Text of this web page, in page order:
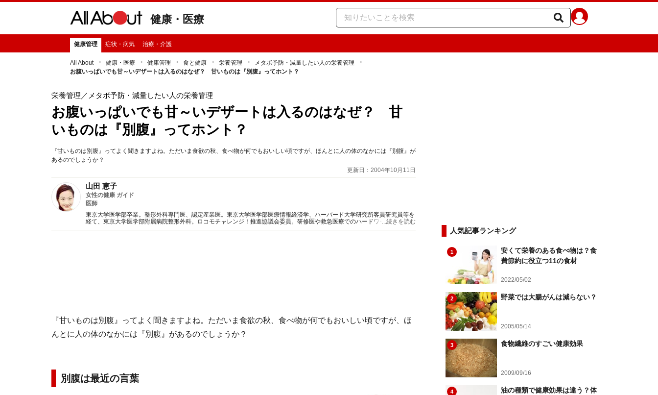
健康・医療
健康管理 症状・病気 治療・介護
All About 健康・医療 健康管理 食と健康 栄養管理
メタボ予防・減量したい人の栄養管理
お腹いっぱいでも甘～いデザートは入るのはなぜ？ 甘いものは『別腹』ってホント？
栄養管理 ／メタボ予防・減量したい人の栄養管理
お腹いっぱいでも甘～いデザートは入るのはなぜ？ 甘
いものは『別腹』ってホント？
『甘いものは別腹』ってよく聞きますよね。ただいま食欲の秋、食べ物が何でもおいしい頃ですが、ほんとに人の体のなかには『別腹』が
あるのでしょうか？
更新日：2004年10月11日
山田 恵子
女性の健康 ガイド
医師
東京大学医学部卒業。整形外科専門医、認定産業医。東京大学医学部医療情報経済学、ハーバード大学研究所客員研究員等を
経て、東京大学医学部附属病院整形外科。ロコモチャレンジ！推進協議会委員。研修医や救急医療でのハードワークで体を壊
してしまった経験を含め、現代社会で頑張る女性に役立つ健康情報をお届けします。
...続きを読む
『甘いものは別腹』ってよく聞きますよね。ただいま食欲の秋、食べ物が何でもおいしい頃ですが、ほ
んとに人の体のなかには『別腹』があるのでしょうか？
別腹は最近の言葉
人気記事ランキング
1
安くて栄養のある食べ物は？食
費節約に役立つ11の食材
2022/05/02
2 野菜では大腸がんは減らない？
2005/05/14
3 食物繊維のすごい健康効果
2009/09/16
4
油の種類で健康効果は違う？体